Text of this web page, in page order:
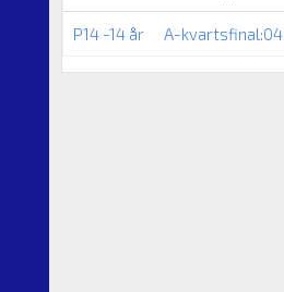
P14 -14 år A-kvartsfinal:04